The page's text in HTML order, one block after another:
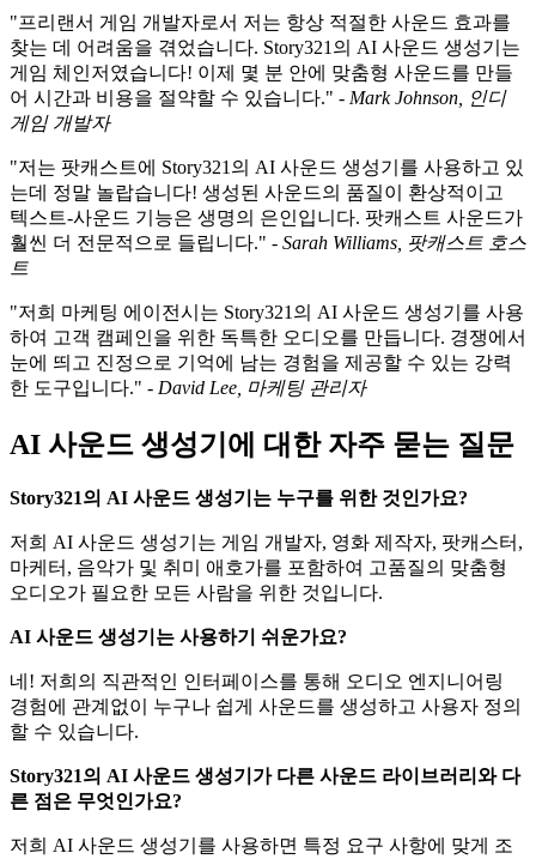
"프리랜서 게임 개발자로서 저는 항상 적절한 사운드 효과를
찾는 데 어려움을 겪었습니다. Story321의 AI 사운드 생성기는
게임 체인저였습니다! 이제 몇 분 안에 맞춤형 사운드를 만들
어 시간과 비용을 절약할 수 있습니다." - Mark Johnson, 인디
게임 개발자
"저는 팟캐스트에 Story321의 AI 사운드 생성기를 사용하고 있
는데 정말 놀랍습니다! 생성된 사운드의 품질이 환상적이고
텍스트-사운드 기능은 생명의 은인입니다. 팟캐스트 사운드가
훨씬 더 전문적으로 들립니다." - Sarah Williams, 팟캐스트 호스
트
"저희 마케팅 에이전시는 Story321의 AI 사운드 생성기를 사용
하여 고객 캠페인을 위한 독특한 오디오를 만듭니다. 경쟁에서
눈에 띄고 진정으로 기억에 남는 경험을 제공할 수 있는 강력
한 도구입니다." - David Lee, 마케팅 관리자
AI 사운드 생성기에 대한 자주 묻는 질문
Story321의 AI 사운드 생성기는 누구를 위한 것인가요?
저희 AI 사운드 생성기는 게임 개발자, 영화 제작자, 팟캐스터,
마케터, 음악가 및 취미 애호가를 포함하여 고품질의 맞춤형
오디오가 필요한 모든 사람을 위한 것입니다.
AI 사운드 생성기는 사용하기 쉬운가요?
네! 저희의 직관적인 인터페이스를 통해 오디오 엔지니어링
경험에 관계없이 누구나 쉽게 사운드를 생성하고 사용자 정의
할 수 있습니다.
Story321의 AI 사운드 생성기가 다른 사운드 라이브러리와 다
른 점은 무엇인가요?
저희 AI 사운드 생성기를 사용하면 특정 요구 사항에 맞게 조